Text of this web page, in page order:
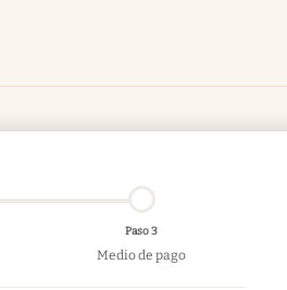
Paso 3
Medio de pago